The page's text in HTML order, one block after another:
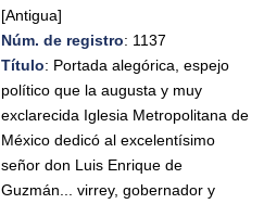
[Antigua]
Núm. de registro: 1137
Título: Portada alegórica, espejo
político que la augusta y muy
exclarecida Iglesia Metropolitana de
México dedicó al excelentísimo
señor don Luis Enrique de
Guzmán... virrey, gobernador y